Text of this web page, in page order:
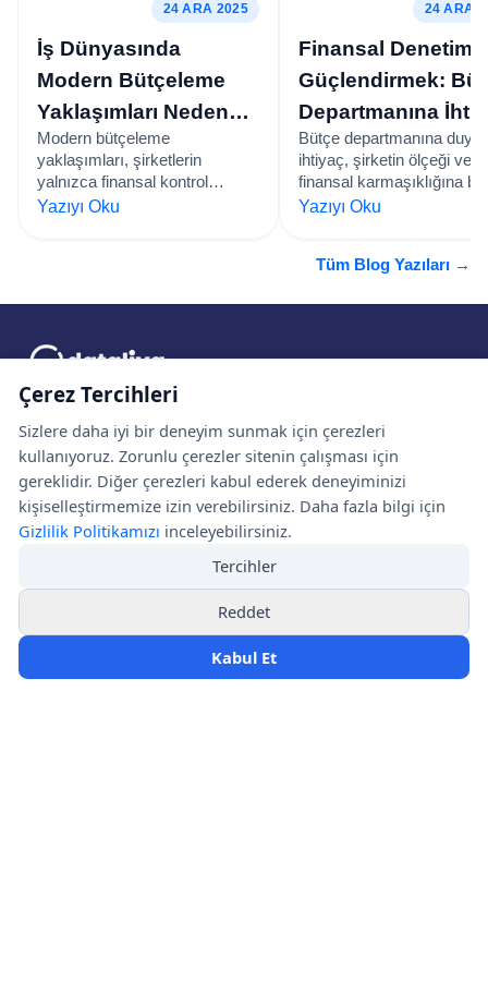
24 ARA 2025
İş Dünyasında
Modern Bütçeleme
Yaklaşımları Neden
Kritik Öneme
Sahiptir?
Modern bütçeleme
yaklaşımları, şirketlerin
yalnızca finansal kontrol
sağlamasını değil, aynı
başarıyı…
Yazıyı Oku
24 ARA
Finansal Denetimi
Güçlendirmek:
Departmanına
Duyan Şirketler
Belirlenir?
Bütçe departmanına
ihtiyaç, şirketin ölçeği ve
finansal karmaşıklığına
olarak değişir. Büyük ve
stratejik hedeflerle uyumlu
Yazıyı Oku
Tüm Blog Yazıları →
Dataliva, ileri seviye veri, analitik ve yapay zekâ çözümleriyle
kararlar, sürdürülebilir büyüme ve uzun vadeli başarı için
güçlü bir temel oluşturur.
Önemli Bağlantılar Resmi Bilgiler
Biruni Teknopark
info@dataliva.com
+90 850 888 38 85
Çerez Tercihleri
Sizlere daha iyi bir deneyim sunmak için çerezleri
kullanıyoruz. Zorunlu çerezler sitenin çalışması için
gereklidir. Diğer çerezleri kabul ederek deneyiminizi
kişiselleştirmemize izin verebilirsiniz. Daha fazla bilgi için
Gizlilik Politikamızı inceleyebilirsiniz.
Tercihler
Reddet
Kabul Et